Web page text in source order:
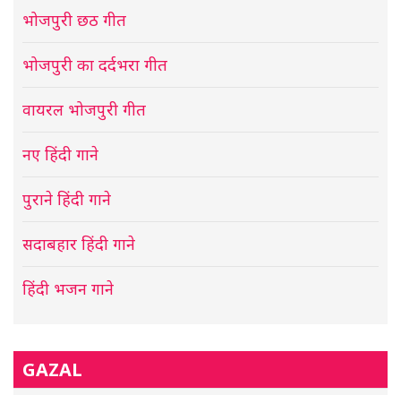
भोजपुरी छठ गीत
भोजपुरी का दर्दभरा गीत
वायरल भोजपुरी गीत
नए हिंदी गाने
पुराने हिंदी गाने
सदाबहार हिंदी गाने
हिंदी भजन गाने
GAZAL